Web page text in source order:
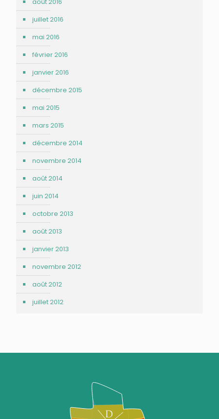
juillet 2016
mai 2016
février 2016
janvier 2016
décembre 2015
mai 2015
mars 2015
décembre 2014
novembre 2014
août 2014
juin 2014
octobre 2013
août 2013
janvier 2013
novembre 2012
août 2012
juillet 2012